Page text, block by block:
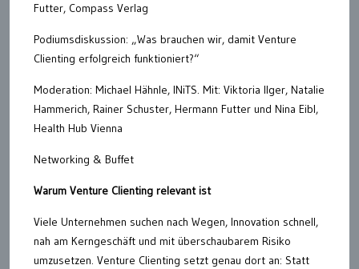
Futter, Compass Verlag
Podiumsdiskussion: „Was brauchen wir, damit Venture
Clienting erfolgreich funktioniert?“
Moderation: Michael Hähnle, INiTS. Mit: Viktoria Ilger, Natalie
Hammerich, Rainer Schuster, Hermann Futter und Nina Eibl,
Health Hub Vienna
Networking & Buffet
Warum Venture Clienting relevant ist
Viele Unternehmen suchen nach Wegen, Innovation schnell,
nah am Kerngeschäft und mit überschaubarem Risiko
umzusetzen. Venture Clienting setzt genau dort an: Statt